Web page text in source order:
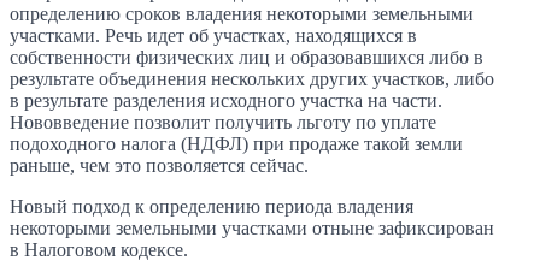
определению сроков владения некоторыми земельными
участками. Речь идет об участках, находящихся в
собственности физических лиц и образовавшихся либо в
результате объединения нескольких других участков, либо
в результате разделения исходного участка на части.
Нововведение позволит получить льготу по уплате
подоходного налога (НДФЛ) при продаже такой земли
раньше, чем это позволяется сейчас.
Новый подход к определению периода владения
некоторыми земельными участками отныне зафиксирован
в Налоговом кодексе.